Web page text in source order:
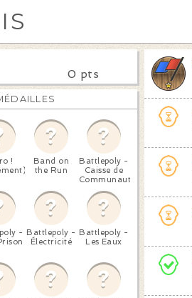
0 pts
!
Band on
the Run
Battlepoly -
Caisse de
Communauté
- Battlepoly -
Électricité
Battlepoly -
Les Eaux